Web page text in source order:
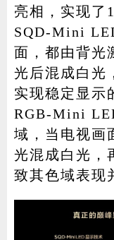
亮相，实现了
SQD-Mini
面，都由背光
光后混成白光
实现稳定显示
RGB-Mini
域，当电视画
光混成白光，
致其色域表现